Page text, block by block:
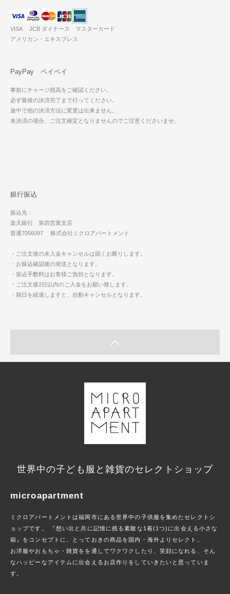
VISA JCB ダイナース マスターカード
アメリカン・エキスプレス
PayPay ペイペイ
事前にチャージ残高をご確認ください。
必ず最後の決済完了まで行ってください。
途中で他の決済方法に変更は出来ません。
未決済の場合、ご注文確定となりませんのでご注意くださいませ。
銀行振込
振込先：
楽天銀行 第四営業支店
普通7056097 株式会社ミクロアパートメント
・ご注文後の未入金キャンセルは固くお断りします。
・お振込確認後の発送となります。
・振込手数料はお客様ご負担となります。
・ご注文後2日以内のご入金をお願い致します。
・期日を経過しますと、自動キャンセルとなります。
世界中の子ども服と雑貨のセレクトショップ
microapartment
ミクロアパートメントは福岡市にある世界中の子供服を集めたセレクトシ
ョップです。 『想い出と共に記憶に残る素敵な1着(1つ)に出会える小さな
箱』をコンセプトに、とっておきの商品を国内・海外よりセレクト。
お洋服やおもちゃ・雑貨をを通してワクワクしたり、笑顔になれる、そん
なハッピーなアイテムに出会えるお店作りをしていきたいと思っていま
す。